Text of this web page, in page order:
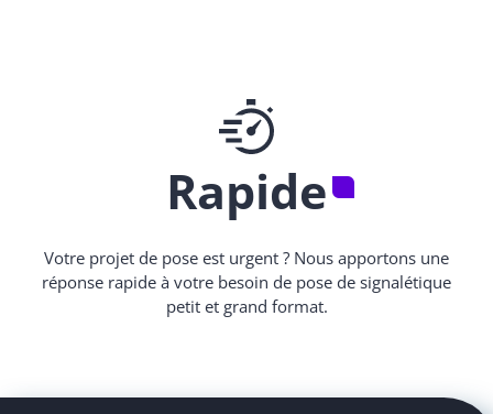
Rapide
Votre projet de pose est urgent ? Nous apportons une
réponse rapide à votre besoin de pose de signalétique
petit et grand format.